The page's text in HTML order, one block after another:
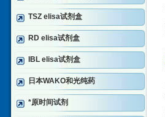
TSZ elisa试剂盒
RD elisa试剂盒
IBL elisa试剂盒
日本WAKO和光纯药
*原时间试剂